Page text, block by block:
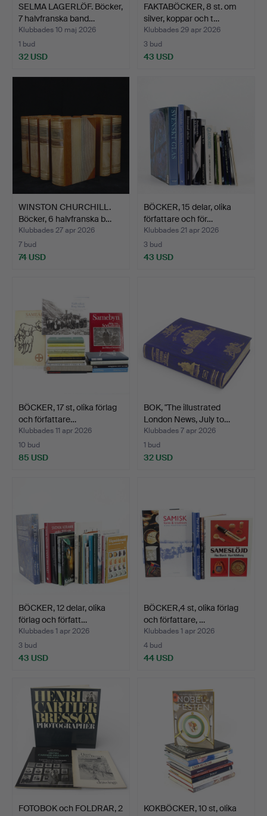
SELMA LAGERLÖF. Böcker,
7 halvfranska band…
Klubbades 10 maj 2026
1 bud
32 USD
FAKTABÖCKER, 8 st. om
silver, koppar och t…
Klubbades 29 apr 2026
3 bud
43 USD
WINSTON CHURCHILL.
Böcker, 6 halvfranska b…
Klubbades 27 apr 2026
7 bud
74 USD
BÖCKER, 15 delar, olika
författare och för…
Klubbades 21 apr 2026
3 bud
43 USD
BÖCKER, 17 st, olika förlag
och författare…
Klubbades 11 apr 2026
10 bud
85 USD
BOK, "The illustrated
London News, July to…
Klubbades 7 apr 2026
1 bud
32 USD
BÖCKER, 12 delar, olika
förlag och författ…
Klubbades 1 apr 2026
3 bud
43 USD
BÖCKER,4 st, olika förlag
och författare, …
Klubbades 1 apr 2026
4 bud
44 USD
FOTOBOK och FOLDRAR, 2
KOKBÖCKER, 10 st, olika